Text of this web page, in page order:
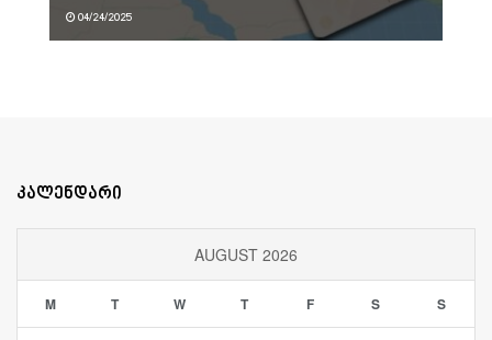
04/24/2025
კალენდარი
AUGUST 2026
M T W T F S S